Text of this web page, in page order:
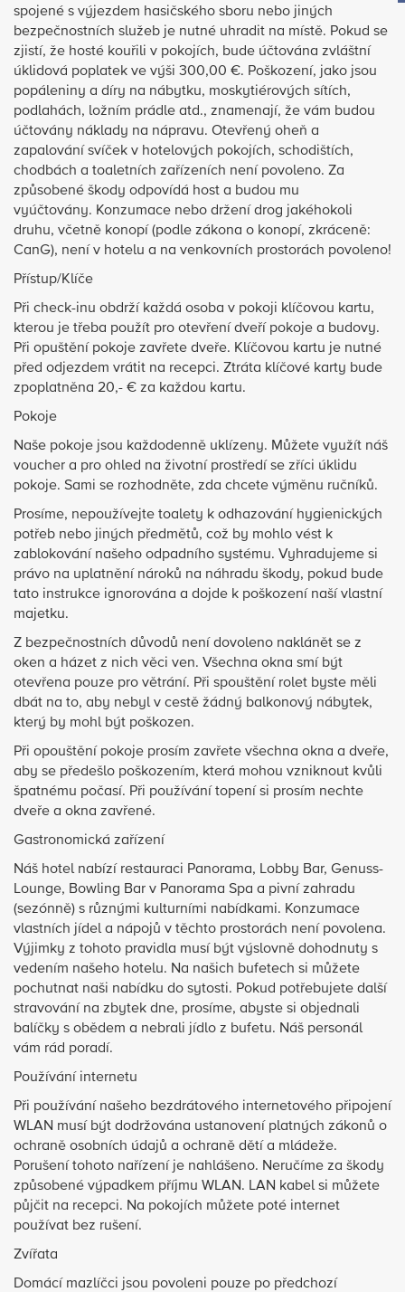
spojené s výjezdem hasičského sboru nebo jiných
bezpečnostních služeb je nutné uhradit na místě. Pokud se
zjistí, že hosté kouřili v pokojích, bude účtována zvláštní
úklidová poplatek ve výši 300,00 €. Poškození, jako jsou
popáleniny a díry na nábytku, moskytiérových sítích,
podlahách, ložním prádle atd., znamenají, že vám budou
účtovány náklady na nápravu. Otevřený oheň a
zapalování svíček v hotelových pokojích, schodištích,
chodbách a toaletních zařízeních není povoleno. Za
způsobené škody odpovídá host a budou mu
vyúčtovány. Konzumace nebo držení drog jakéhokoli
druhu, včetně konopí (podle zákona o konopí, zkráceně:
CanG), není v hotelu a na venkovních prostorách povoleno!
Přístup/Klíče
Při check-inu obdrží každá osoba v pokoji klíčovou kartu,
kterou je třeba použít pro otevření dveří pokoje a budovy.
Při opuštění pokoje zavřete dveře. Klíčovou kartu je nutné
před odjezdem vrátit na recepci. Ztráta klíčové karty bude
zpoplatněna 20,- € za každou kartu.
Pokoje
Naše pokoje jsou každodenně uklízeny. Můžete využít náš
voucher a pro ohled na životní prostředí se zříci úklidu
pokoje. Sami se rozhodněte, zda chcete výměnu ručníků.
Prosíme, nepoužívejte toalety k odhazování hygienických
potřeb nebo jiných předmětů, což by mohlo vést k
zablokování našeho odpadního systému. Vyhradujeme si
právo na uplatnění nároků na náhradu škody, pokud bude
tato instrukce ignorována a dojde k poškození naší vlastní
majetku.
Z bezpečnostních důvodů není dovoleno naklánět se z
oken a házet z nich věci ven. Všechna okna smí být
otevřena pouze pro větrání. Při spouštění rolet byste měli
dbát na to, aby nebyl v cestě žádný balkonový nábytek,
který by mohl být poškozen.
Při opouštění pokoje prosím zavřete všechna okna a dveře,
aby se předešlo poškozením, která mohou vzniknout kvůli
špatnému počasí. Při používání topení si prosím nechte
dveře a okna zavřené.
Gastronomická zařízení
Náš hotel nabízí restauraci Panorama, Lobby Bar, Genuss-
Lounge, Bowling Bar v Panorama Spa a pivní zahradu
(sezónně) s různými kulturními nabídkami. Konzumace
vlastních jídel a nápojů v těchto prostorách není povolena.
Výjimky z tohoto pravidla musí být výslovně dohodnuty s
vedením našeho hotelu. Na našich bufetech si můžete
pochutnat naši nabídku do sytosti. Pokud potřebujete další
stravování na zbytek dne, prosíme, abyste si objednali
balíčky s obědem a nebrali jídlo z bufetu. Náš personál
vám rád poradí.
Používání internetu
Při používání našeho bezdrátového internetového připojení
WLAN musí být dodržována ustanovení platných zákonů o
ochraně osobních údajů a ochraně dětí a mládeže.
Porušení tohoto nařízení je nahlášeno. Neručíme za škody
způsobené výpadkem příjmu WLAN. LAN kabel si můžete
půjčit na recepci. Na pokojích můžete poté internet
používat bez rušení.
Zvířata
Domácí mazlíčci jsou povoleni pouze po předchozí